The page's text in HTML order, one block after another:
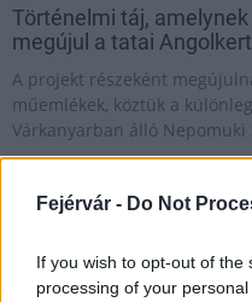
Fejérvár - Do Not
If you wish to opt-out of
processing of your
Történelmi táj,
megújul a tatai Angolkert
A projekt részeként
műemlékek, köztük a
Várkanyarban álló Nepomuki
M1
Bicske